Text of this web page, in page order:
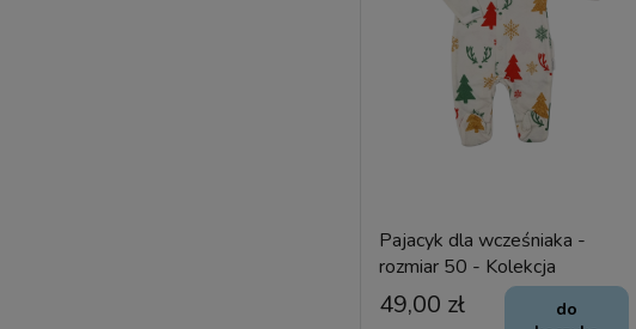
Pajacyk dla wcześniaka -
rozmiar 50 - Kolekcja
świąteczna
49,00 zł
do